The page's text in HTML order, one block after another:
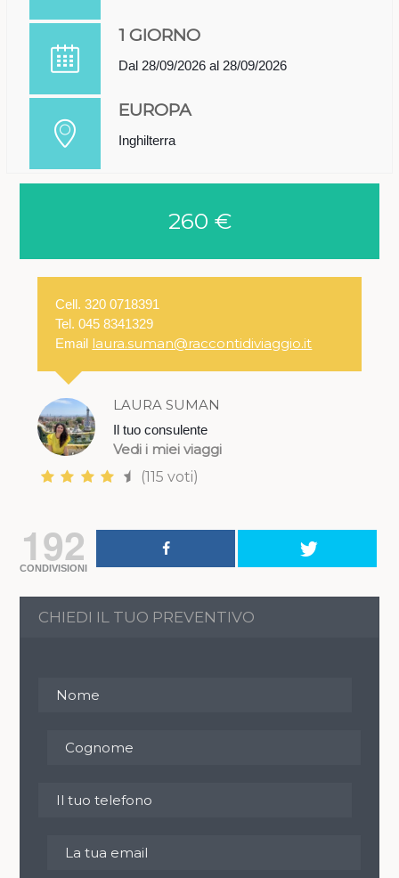
1 GIORNO
Dal 28/09/2026 al 28/09/2026
EUROPA
Inghilterra
260 €
Cell. 320 0718391
Tel. 045 8341329
Email laura.suman@raccontidiviaggio.it
LAURA SUMAN
Il tuo consulente
Vedi i miei viaggi
(115 voti)
192
CONDIVISIONI
CHIEDI IL TUO PREVENTIVO